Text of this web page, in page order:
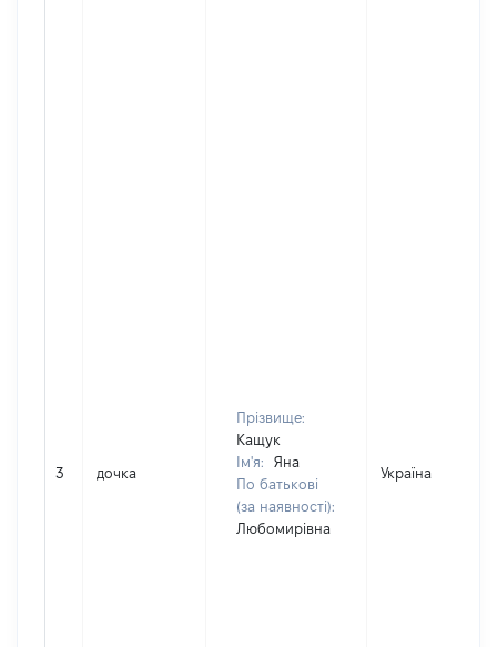
3 дочка
Прізвище:
Кащук
Ім'я:
Яна
По батькові
(за наявності):
Любомирівна
Україна